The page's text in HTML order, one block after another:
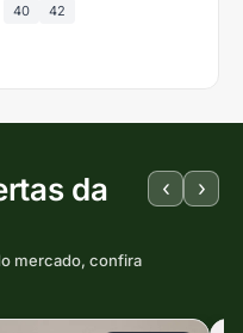
40
42
da
mercado, confira
‹ ›